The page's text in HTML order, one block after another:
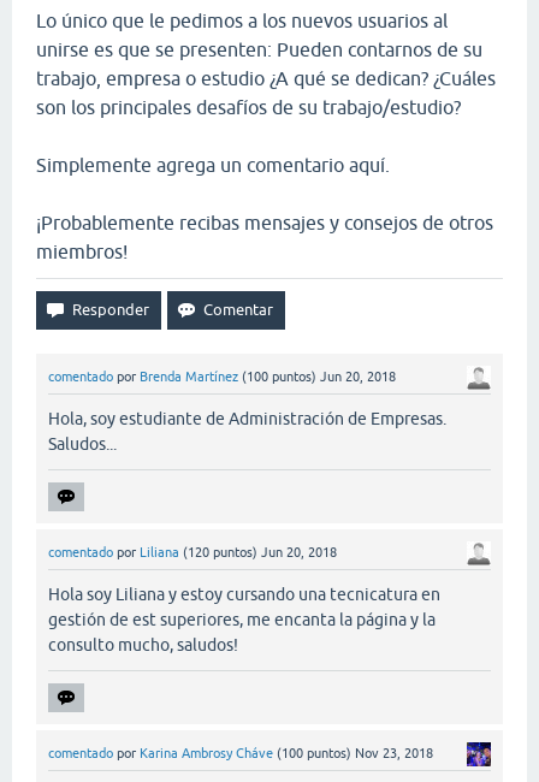
Lo único que le pedimos a los nuevos usuarios al
unirse es que se presenten: Pueden contarnos de su
trabajo, empresa o estudio ¿A qué se dedican? ¿Cuáles
son los principales desafíos de su trabajo/estudio?
Simplemente agrega un comentario aquí.
¡Probablemente recibas mensajes y consejos de otros
miembros!
comentado por Brenda Martínez (100 puntos) Jun 20, 2018
Hola, soy estudiante de Administración de Empresas.
Saludos...
comentado por Liliana (120 puntos) Jun 20, 2018
Hola soy Liliana y estoy cursando una tecnicatura en
gestión de est superiores, me encanta la página y la
consulto mucho, saludos!
comentado por Karina Ambrosy Cháve (100 puntos) Nov 23, 2018